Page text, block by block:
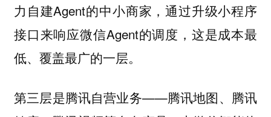
力自建Agent的中小商家，通过升级小程序
接口来响应微信Agent的调度，这是成本最
低、覆盖最广的一层。
第三层是腾讯自营业务——腾讯地图、腾讯